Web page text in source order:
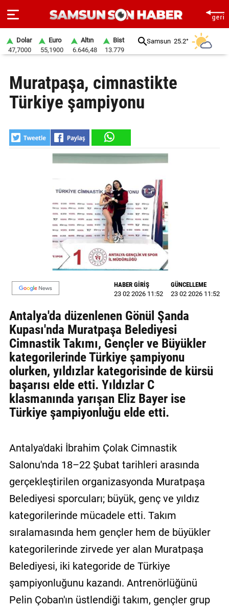
SAYFA
SAMSUN
SAMSUNSPOR
GÜNDEM
EKONOMİ
MAGAZİN
VİDEO
YAZARLAR
BİZE
ULAŞIN
Künye
İletişim
Gizlilik
Dolar
47,7000
Euro
55,1900
Altın
6.646,48
Bist
13.779
Samsun 25.2°
Muratpaşa, cimnastikte
Türkiye şampiyonu
HABER GİRİŞ
23 02 2026 11:52
GÜNCELLEME
23 02 2026 11:52
Antalya'da düzenlenen Gönül Şanda
Kupası'nda Muratpaşa Belediyesi
Cimnastik Takımı, Gençler ve Büyükler
kategorilerinde Türkiye şampiyonu
olurken, yıldızlar kategorisinde de kürsü
başarısı elde etti. Yıldızlar C
klasmanında yarışan Eliz Bayer ise
Türkiye şampiyonluğu elde etti.
Antalya'daki İbrahim Çolak Cimnastik
Salonu'nda 18–22 Şubat tarihleri arasında
gerçekleştirilen organizasyonda Muratpaşa
Belediyesi sporcuları; büyük, genç ve yıldız
kategorilerinde mücadele etti. Takım
sıralamasında hem gençler hem de büyükler
kategorilerinde zirvede yer alan Muratpaşa
Belediyesi, iki kategoride de Türkiye
şampiyonluğunu kazandı. Antrenörlüğünü
Pelin Çoban'ın üstlendiği takım, gençler grup